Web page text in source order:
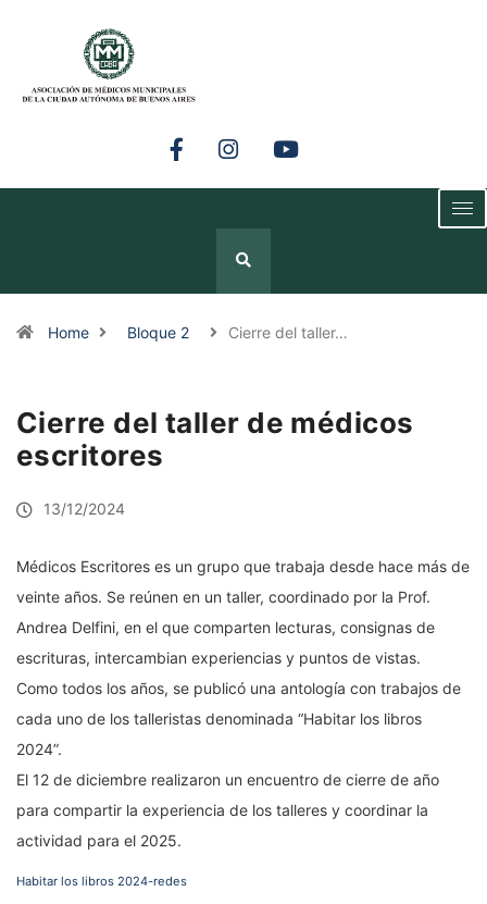
Home Bloque 2 Cierre del taller…
Cierre del taller de médicos
escritores
13/12/2024
Médicos Escritores es un grupo que trabaja desde hace más de
veinte años. Se reúnen en un taller, coordinado por la Prof.
Andrea Delfini, en el que comparten lecturas, consignas de
escrituras, intercambian experiencias y puntos de vistas.
Como todos los años, se publicó una antología con trabajos de
cada uno de los talleristas denominada “Habitar los libros
2024”.
El 12 de diciembre realizaron un encuentro de cierre de año
para compartir la experiencia de los talleres y coordinar la
actividad para el 2025.
Habitar los libros 2024-redes